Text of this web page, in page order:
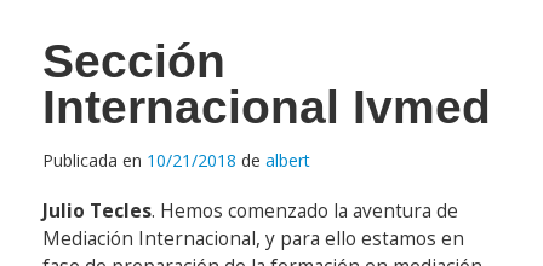
Sección
Internacional Ivmed
Publicada en 10/21/2018 de albert
Julio Tecles. Hemos comenzado la aventura de
Mediación Internacional, y para ello estamos en